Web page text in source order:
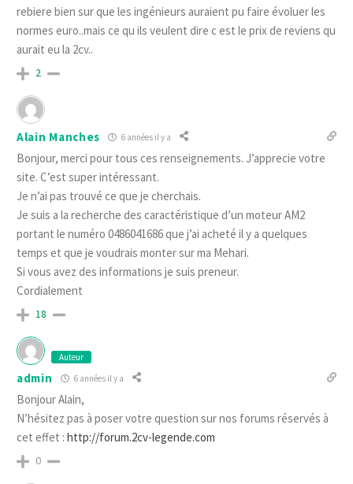
rebiere bien sur que les ingénieurs auraient pu faire évoluer les
normes euro..mais ce qu ils veulent dire c est le prix de reviens qu
aurait eu la 2cv..
2
Alain Manches 6 années il y a
Bonjour, merci pour tous ces renseignements. J’apprecie votre
site. C’est super intéressant.
Je n’ai pas trouvé ce que je cherchais.
Je suis a la recherche des caractéristique d’un moteur AM2
portant le numéro 0486041686 que j’ai acheté il y a quelques
temps et que je voudrais monter sur ma Mehari.
Si vous avez des informations je suis preneur.
Cordialement
18
Auteur
admin 6 années il y a
Bonjour Alain,
N’hésitez pas à poser votre question sur nos forums réservés à
cet effet : http://forum.2cv-legende.com
0